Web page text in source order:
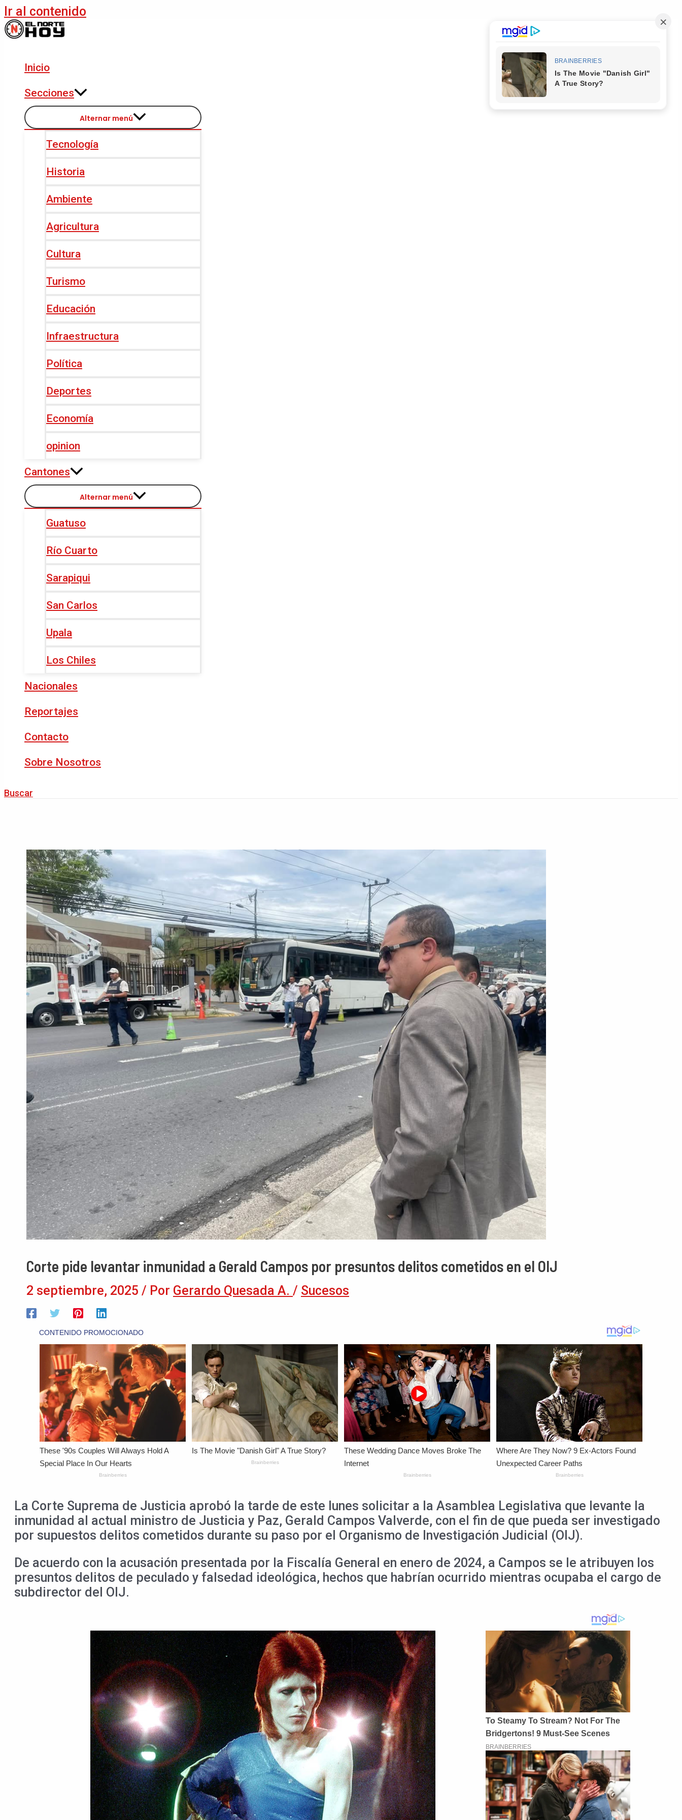
Ir al contenido
Inicio
Secciones
Alternar menú
Tecnología
Historia
Ambiente
Agricultura
Cultura
Turismo
Educación
Infraestructura
Política
Deportes
Economía
opinion
Cantones
Alternar menú
Guatuso
Río Cuarto
Sarapiqui
San Carlos
Upala
Los Chiles
Nacionales
Reportajes
Contacto
Sobre Nosotros
Buscar
Corte pide levantar inmunidad a Gerald Campos por presuntos delitos cometidos en el OIJ
2 septiembre, 2025 / Por Gerardo Quesada A. / Sucesos
La Corte Suprema de Justicia aprobó la tarde de este lunes solicitar a la Asamblea Legislativa que levante la
inmunidad al actual ministro de Justicia y Paz, Gerald Campos Valverde, con el fin de que pueda ser investigado
por supuestos delitos cometidos durante su paso por el Organismo de Investigación Judicial (OIJ).
De acuerdo con la acusación presentada por la Fiscalía General en enero de 2024, a Campos se le atribuyen los
presuntos delitos de peculado y falsedad ideológica, hechos que habrían ocurrido mientras ocupaba el cargo de
subdirector del OIJ.